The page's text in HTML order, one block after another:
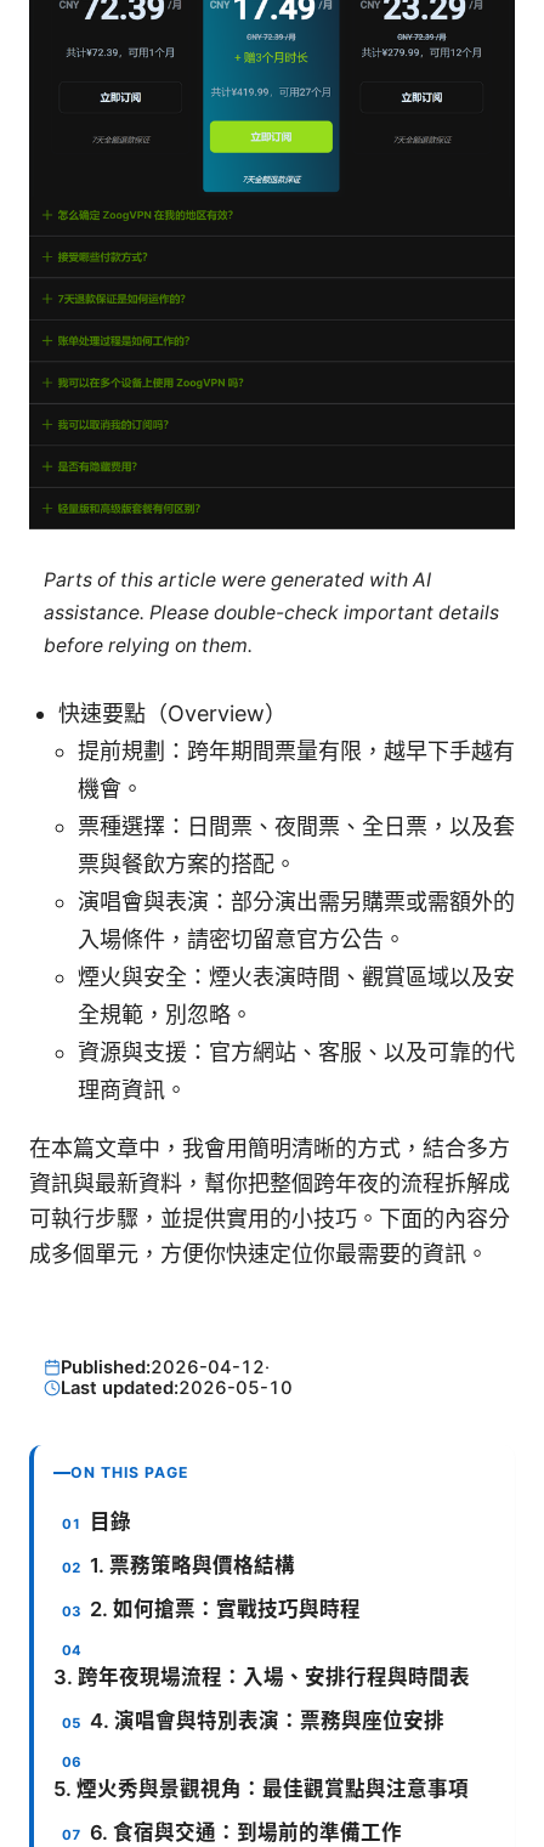
Parts of this article were generated with AI
assistance. Please double-check important details
before relying on them.
快速要點（Overview）
提前規劃：跨年期間票量有限，越早下手越有
機會。
票種選擇：日間票、夜間票、全日票，以及套
票與餐飲方案的搭配。
演唱會與表演：部分演出需另購票或需額外的
入場條件，請密切留意官方公告。
煙火與安全：煙火表演時間、觀賞區域以及安
全規範，別忽略。
資源與支援：官方網站、客服、以及可靠的代
理商資訊。
在本篇文章中，我會用簡明清晰的方式，結合多方
資訊與最新資料，幫你把整個跨年夜的流程拆解成
可執行步驟，並提供實用的小技巧。下面的內容分
成多個單元，方便你快速定位你最需要的資訊。
Published:2026-04-12·
Last updated:2026-05-10
ON THIS PAGE
目錄
1. 票務策略與價格結構
2. 如何搶票：實戰技巧與時程
3. 跨年夜現場流程：入場、安排行程與時間表
4. 演唱會與特別表演：票務與座位安排
5. 煙火秀與景觀視角：最佳觀賞點與注意事項
6. 食宿與交通：到場前的準備工作